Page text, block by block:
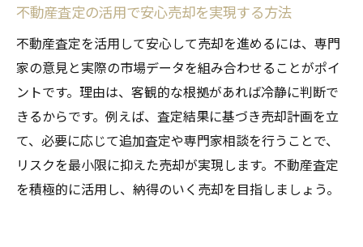
不動産査定の活用で安心売却を実現する方法
不動産査定を活用して安心して売却を進めるには、専門
家の意見と実際の市場データを組み合わせることがポイ
ントです。理由は、客観的な根拠があれば冷静に判断で
きるからです。例えば、査定結果に基づき売却計画を立
て、必要に応じて追加査定や専門家相談を行うことで、
リスクを最小限に抑えた売却が実現します。不動産査定
を積極的に活用し、納得のいく売却を目指しましょう。